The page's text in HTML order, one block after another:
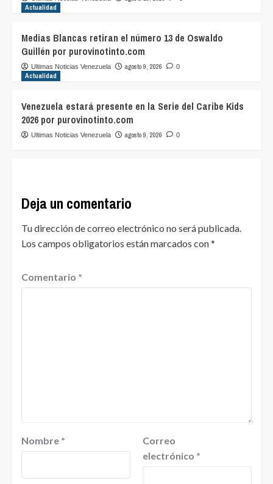
Actualidad
Medias Blancas retiran el número 13 de Oswaldo
Guillén por purovinotinto.com
Ultimas Noticias Venezuela agosto 9, 2026 0
Actualidad
Venezuela estará presente en la Serie del Caribe Kids
2026 por purovinotinto.com
Ultimas Noticias Venezuela agosto 9, 2026 0
Deja un comentario
Tu dirección de correo electrónico no será publicada.
Los campos obligatorios están marcados con*
Comentario *
Nombre *
Correo
electrónico *